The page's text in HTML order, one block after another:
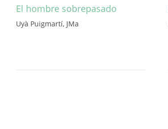
El hombre sobrepasado
Uyà Puigmartí, JMa